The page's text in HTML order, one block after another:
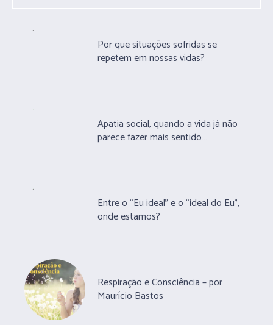
Por que situações sofridas se
repetem em nossas vidas?
Apatia social, quando a vida já não
parece fazer mais sentido…
Entre o “Eu ideal” e o “ideal do Eu”,
onde estamos?
Respiração e Consciência – por
Maurício Bastos